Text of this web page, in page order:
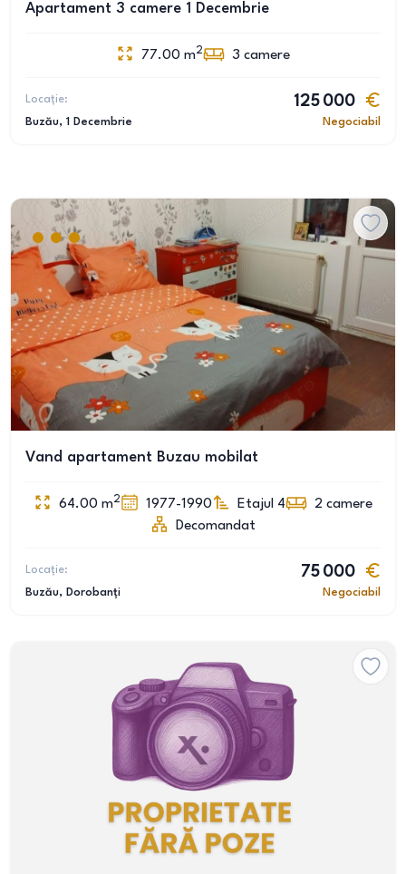
Apartament 3 camere 1 Decembrie
77.00 m2 3 camere
Locație:
Buzău, 1 Decembrie
125 000
Negociabil
Vand apartament Buzau mobilat
64.00 m2 1977-1990 Etajul 4 2 camere
Decomandat
Locație:
Buzău, Dorobanți
75 000
Negociabil